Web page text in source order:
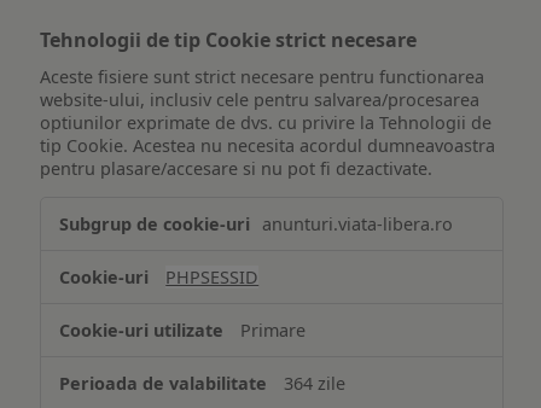
Tehnologii de tip Cookie strict necesare
Aceste fisiere sunt strict necesare pentru functionarea
website-ului, inclusiv cele pentru salvarea/procesarea
optiunilor exprimate de dvs. cu privire la Tehnologii de
tip Cookie. Acestea nu necesita acordul dumneavoastra
pentru plasare/accesare si nu pot fi dezactivate.
de
Cookie
necesare
anunturi.viata-libera.ro
PHPSESSID
Primare
364 zile